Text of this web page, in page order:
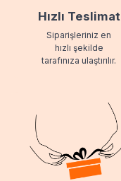
Hızlı Teslimat
Siparişleriniz en
hızlı şekilde
tarafınıza ulaştırılır.